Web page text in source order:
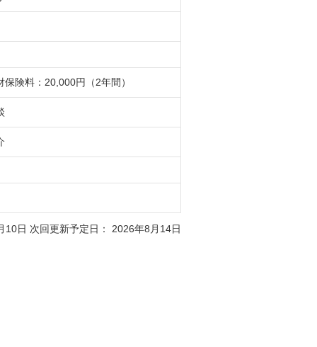
保険料：20,000円（2年間）
日 次回更新予定日： 2026年8月14日